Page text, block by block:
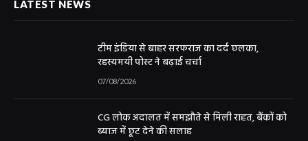
LATEST NEWS
टीम इंडिया से बाहर सरफराज का दर्द छलका,
रहस्यमयी पोस्ट ने बढ़ाई चर्चा
07/08/2026
CG लोक अदालत में समझौते से मिली राहत, बैंकों को
ब्याज में छूट देने की सलाह